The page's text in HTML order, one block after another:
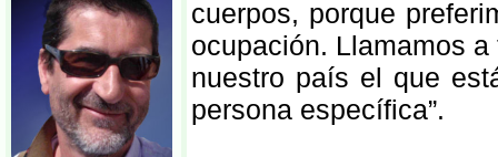
cuerpos, porque
ocupación. Llamamos
nuestro país el que
persona específica”.